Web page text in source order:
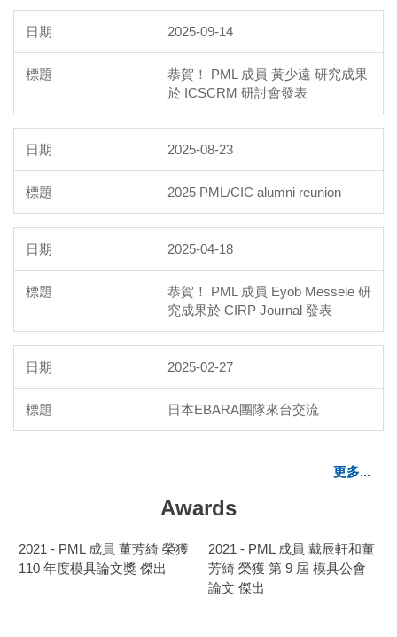
2025-09-14
恭賀！ PML 成員 黃少遠 研究成果
於 ICSCRM 研討會發表
2025-08-23
2025 PML/CIC alumni reunion
2025-04-18
恭賀！ PML 成員 Eyob Messele 研
究成果於 CIRP Journal 發表
2025-02-27
日本EBARA團隊來台交流
更多...
Awards
2021 - PML 成員 魏俊安和楊
筑渝 榮獲 第 9 屆 模具公會
2021 - PML 成員 楊筑渝 榮獲
110 年度模具論文獎 優等